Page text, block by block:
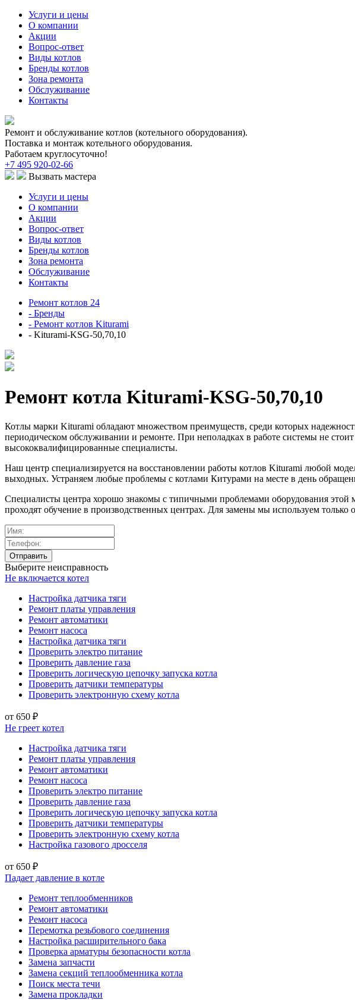
Услуги и цены
О компании
Акции
Вопрос-ответ
Виды котлов
Бренды котлов
Зона ремонта
Обслуживание
Контакты
Ремонт и обслуживание котлов (котельного оборудования).
Поставка и монтаж котельного оборудования.
Работаем круглосуточно!
+7 495 920-02-66
Вызвать мастера
Услуги и цены
О компании
Акции
Вопрос-ответ
Виды котлов
Бренды котлов
Зона ремонта
Обслуживание
Контакты
Ремонт котлов 24
- Бренды
- Ремонт котлов Kiturami
- Kiturami-KSG-50,70,10
Ремонт котла Kiturami-KSG-50,70,10
Котлы марки Kiturami обладают множеством преимуществ, среди которых
периодическом обслуживании и ремонте. При неполадках в работе системы не
высококвалифицированные специалисты.
Наш центр специализируется на восстановлении работы котлов Kiturami любой
выходных. Устраняем любые проблемы с котлами Китурами на месте в день
Специалисты центра хорошо знакомы с типичными проблемами оборудования
проходят обучение в производственных центрах. Для замены мы используем
Выберите неисправность
Не включается котел
Настройка датчика тяги
Ремонт платы управления
Ремонт автоматики
Ремонт насоса
Настройка датчика тяги
Проверить электро питание
Проверить давление газа
Проверить логическую цепочку запуска котла
Проверить датчики температуры
Проверить электронную схему котла
от 650 ₽
Не греет котел
Настройка датчика тяги
Ремонт платы управления
Ремонт автоматики
Ремонт насоса
Проверить электро питание
Проверить давление газа
Проверить логическую цепочку запуска котла
Проверить датчики температуры
Проверить электронную схему котла
Настройка газового дросселя
от 650 ₽
Падает давление в котле
Ремонт теплообменников
Ремонт автоматики
Ремонт насоса
Перемотка резьбового соединения
Настройка расширительного бака
Проверка арматуры безопасности котла
Замена запчасти
Замена секций теплообменника котла
Поиск места течи
Замена прокладки